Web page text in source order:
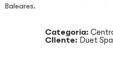
Baleares.
Categoría:
Cliente: Duet